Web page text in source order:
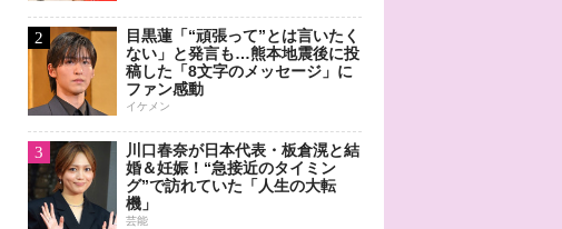
2
目黒蓮「“頑張って”とは言いたく
ない」と発言も…熊本地震後に投
稿した「8文字のメッセージ」に
ファン感動
イケメン
3
川口春奈が日本代表・板倉滉と結
婚＆妊娠！“急接近のタイミン
グ”で訪れていた「人生の大転
機」
芸能